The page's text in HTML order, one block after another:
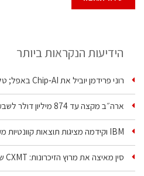
הידיעות הנקראות ביותר
רוני פרידמן יוביל את Chip‑AI באפל; טל ענבר ינהל את…
ארה״ב מקצה עד 874 מיליון דולר לשבע טכנולוגיות שבבים…
IBM וקידמה מציגות תוצאות קוונטיות מעבר ליכולת…
סין מאיצה את מרוץ הזיכרונות: CXMT שוקלת להקים מפעל…